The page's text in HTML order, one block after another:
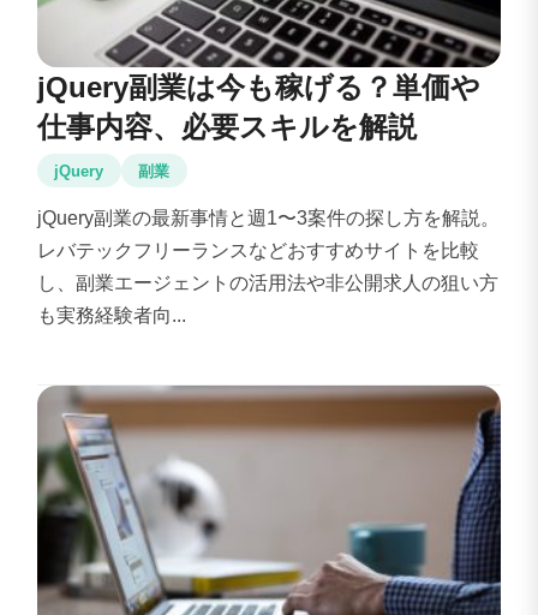
jQuery副業は今も稼げる？単価や
仕事内容、必要スキルを解説
jQuery 副業
jQuery副業の最新事情と週1〜3案件の探し方を解説。
レバテックフリーランスなどおすすめサイトを比較
し、副業エージェントの活用法や非公開求人の狙い方
も実務経験者向...